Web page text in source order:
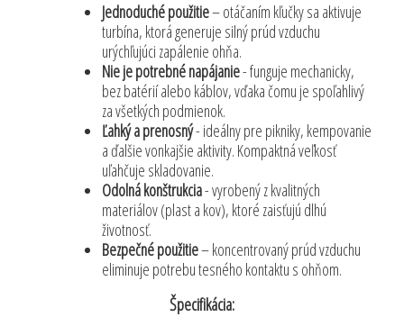
Jednoduché použitie– otáčaním kľučky sa aktivuje
turbína, ktorá generuje silný prúd vzduchu
urýchľujúci zapálenie ohňa.
Nie je potrebné napájanie- funguje mechanicky,
bez batérií alebo káblov, vďaka čomu je spoľahlivý
za všetkých podmienok.
Ľahký a prenosný- ideálny pre pikniky, kempovanie
a ďalšie vonkajšie aktivity. Kompaktná veľkosť
uľahčuje skladovanie.
Odolná konštrukcia- vyrobený z kvalitných
materiálov (plast a kov), ktoré zaisťujú dlhú
životnosť.
Bezpečné použitie– koncentrovaný prúd vzduchu
eliminuje potrebu tesného kontaktu s ohňom.
Špecifikácia: